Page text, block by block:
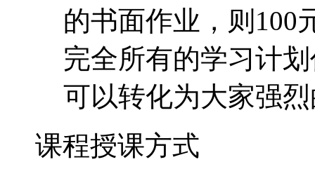
1、 学习方式：老师发
员通过网络下载学习。
导及学员之间相互交流
2、 学习作业：每课均